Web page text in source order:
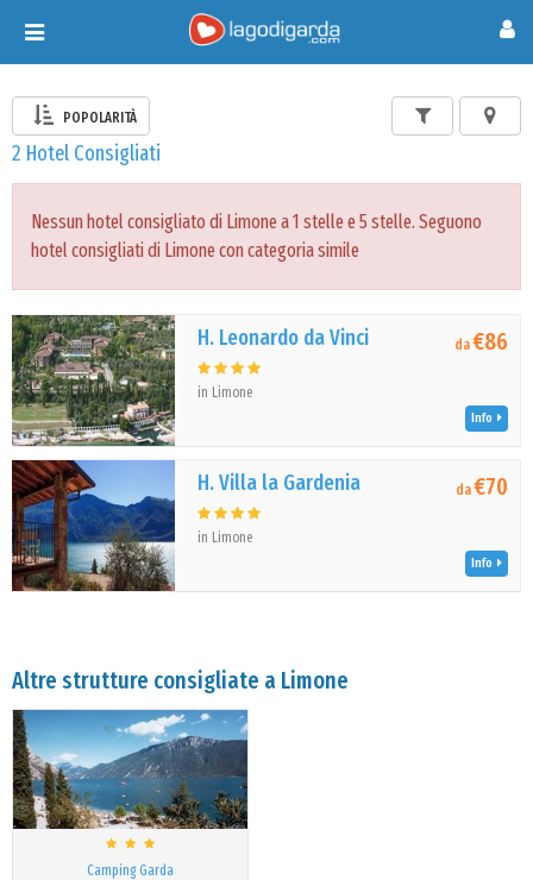
Toggle
navigation
POPOLARITÀ
2 Hotel Consigliati
Nessun hotel consigliato di Limone a 1 stelle e 5 stelle. Seguono
hotel consigliati di Limone con categoria simile
H. Leonardo da Vinci
in Limone
da€86
Info
H. Villa la Gardenia
in Limone
da€70
Info
Altre strutture consigliate a Limone
Camping Garda